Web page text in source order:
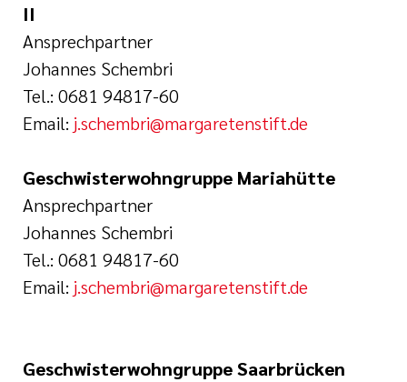
II
Ansprechpartner
Johannes Schembri
Tel.: 0681 94817-60
Email: j.schembri@margaretenstift.de
Geschwisterwohngruppe Mariahütte
Ansprechpartner
Johannes Schembri
Tel.: 0681 94817-60
Email: j.schembri@margaretenstift.de
Geschwisterwohngruppe Saarbrücken